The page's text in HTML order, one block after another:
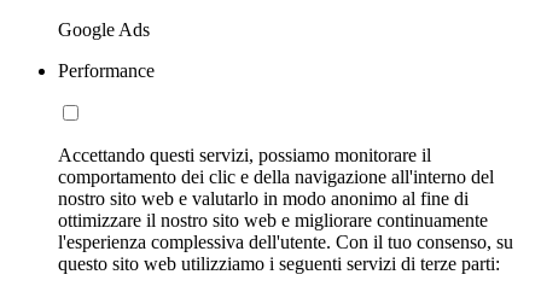
Google Ads
Performance
Accettando questi servizi, possiamo monitorare il
comportamento dei clic e della navigazione all'interno del
nostro sito web e valutarlo in modo anonimo al fine di
ottimizzare il nostro sito web e migliorare continuamente
l'esperienza complessiva dell'utente. Con il tuo consenso, su
questo sito web utilizziamo i seguenti servizi di terze parti: